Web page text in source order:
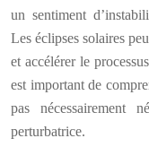
un sentiment
Les éclipses solaires
et accélérer le
est important de
pas nécessairement
perturbatrice.